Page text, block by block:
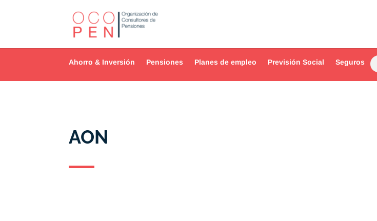
Ahorro & Inversión Pensiones Planes de empleo Previsión Social Seguros
AON